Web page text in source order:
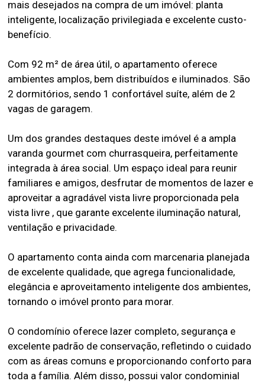
mais desejados na compra de um imóvel: planta
inteligente, localização privilegiada e excelente custo-
benefício.
Com 92 m² de área útil, o apartamento oferece
ambientes amplos, bem distribuídos e iluminados. São
2 dormitórios, sendo 1 confortável suíte, além de 2
vagas de garagem.
Um dos grandes destaques deste imóvel é a ampla
varanda gourmet com churrasqueira, perfeitamente
integrada à área social. Um espaço ideal para reunir
familiares e amigos, desfrutar de momentos de lazer e
aproveitar a agradável vista livre proporcionada pela
vista livre , que garante excelente iluminação natural,
ventilação e privacidade.
O apartamento conta ainda com marcenaria planejada
de excelente qualidade, que agrega funcionalidade,
elegância e aproveitamento inteligente dos ambientes,
tornando o imóvel pronto para morar.
O condomínio oferece lazer completo, segurança e
excelente padrão de conservação, refletindo o cuidado
com as áreas comuns e proporcionando conforto para
toda a família. Além disso, possui valor condominial